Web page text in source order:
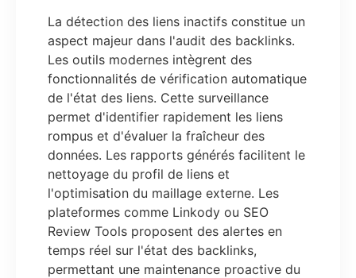
La détection des liens inactifs constitue un
aspect majeur dans l'audit des backlinks.
Les outils modernes intègrent des
fonctionnalités de vérification automatique
de l'état des liens. Cette surveillance
permet d'identifier rapidement les liens
rompus et d'évaluer la fraîcheur des
données. Les rapports générés facilitent le
nettoyage du profil de liens et
l'optimisation du maillage externe. Les
plateformes comme Linkody ou SEO
Review Tools proposent des alertes en
temps réel sur l'état des backlinks,
permettant une maintenance proactive du